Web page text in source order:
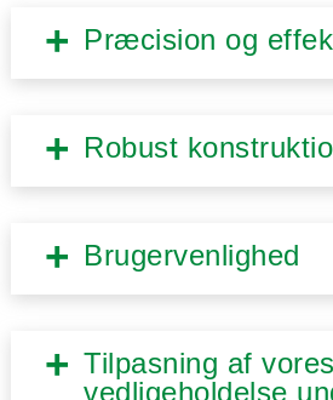
Præcision og
Robust
Brugervenlighed
Tilpasning af
vedligeholdelse